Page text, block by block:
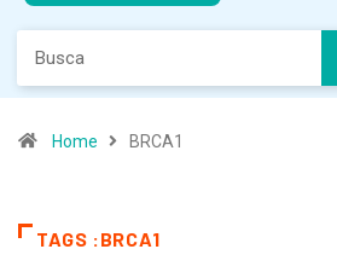
Home BRCA1
TAGS :BRCA1